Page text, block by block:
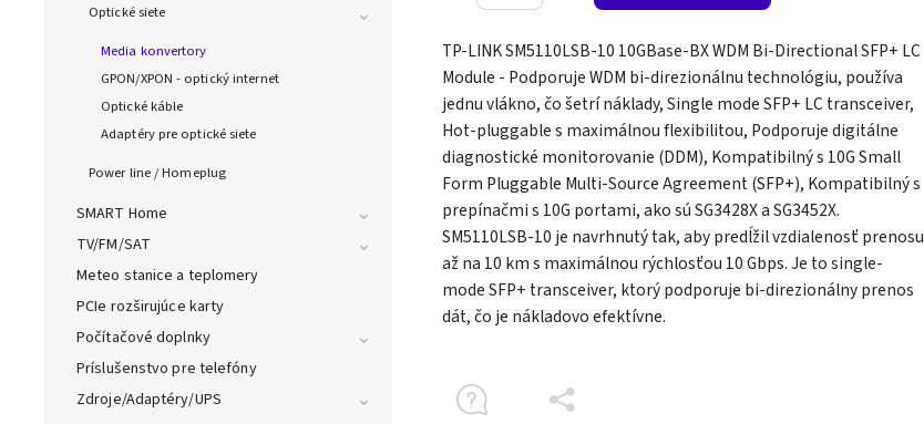
Optické siete
Media konvertory
GPON/XPON - optický internet
Optické káble
Adaptéry pre optické siete
Power line / Homeplug
SMART Home
TV/FM/SAT
Meteo stanice a teplomery
PCIe rozširujúce karty
Počítačové doplnky
Príslušenstvo pre telefóny
Zdroje/Adaptéry/UPS
TP-LINK SM5110LSB-10 10GBase-BX WDM Bi-Directional SFP+ LC
Module - Podporuje WDM bi-direzionálnu technológiu, používa
jednu vlákno, čo šetrí náklady, Single mode SFP+ LC transceiver,
Hot-pluggable s maximálnou flexibilitou, Podporuje digitálne
diagnostické monitorovanie (DDM), Kompatibilný s 10G Small
Form Pluggable Multi-Source Agreement (SFP+), Kompatibilný s
prepínačmi s 10G portami, ako sú SG3428X a SG3452X.
SM5110LSB-10 je navrhnutý tak, aby predĺžil vzdialenosť prenosu
až na 10 km s maximálnou rýchlosťou 10 Gbps. Je to single-
mode SFP+ transceiver, ktorý podporuje bi-direzionálny prenos
dát, čo je nákladovo efektívne.